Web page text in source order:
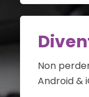
Non
Android &